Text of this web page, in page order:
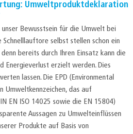
Umweltproduktdeklaration
Bewusstsein für die Umwelt bei
Schnelllauftore selbst stellen schon ein
bereits durch Ihren Einsatz kann die
Energieverlust erzielt werden. Dies
lassen. Die EPD (Environmental
Umweltkennzeichen, das auf
EN ISO 14025 sowie die EN 15804)
Aussagen zu Umwelteinflüssen
Produkte auf Basis von